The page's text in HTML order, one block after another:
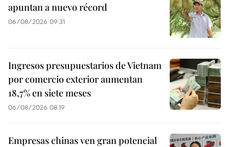
apuntan a nuevo récord
06/08/2026 09:31
Ingresos presupuestarios de Vietnam
por comercio exterior aumentan
18,7% en siete meses
06/08/2026 08:19
Empresas chinas ven gran potencial